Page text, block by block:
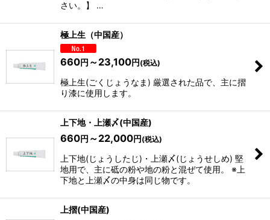
さい。】 …
極上生（中国産）
660円 ～23,100円(税込)
極上生(ごくじょうなま) 厳選された品で、主に摺
り漆に使用します。
上下地・上瀬〆(中国産)
660円 ～22,000円(税込)
上下地(じょうしたじ)・上瀬〆(じょうせしめ) 堅
地用で、主に砥の粉や地の粉と混ぜて使用。 ※上
下地と上瀬〆の中身は同じ物です。
上摺(中国産)